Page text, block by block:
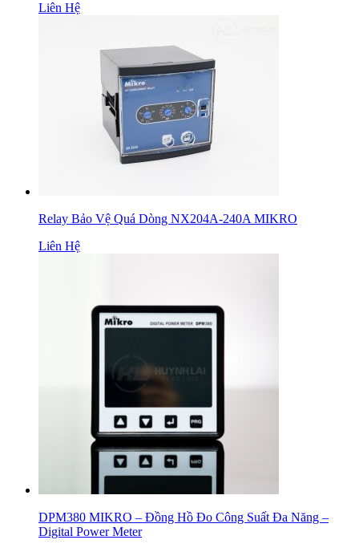
Liên Hệ
Relay Bảo Vệ Quá Dòng NX204A-240A MIKRO
Liên Hệ
DPM380 MIKRO – Đồng Hồ Đo Công Suất Đa Năng –
Digital Power Meter